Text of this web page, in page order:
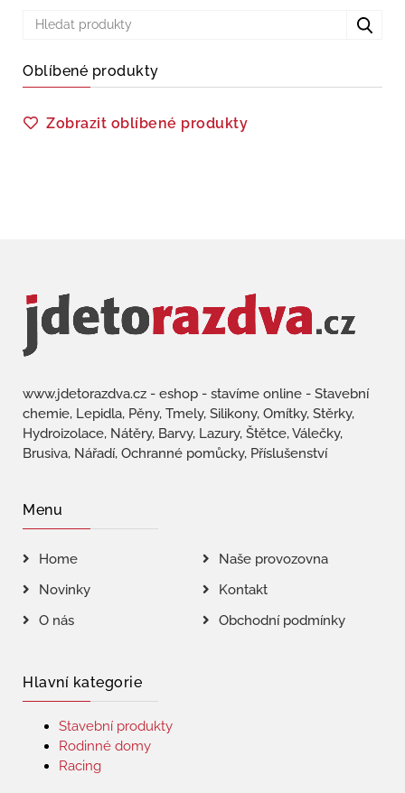
Oblíbené produkty
Zobrazit oblíbené produkty
www.jdetorazdva.cz - eshop - stavíme online - Stavební
chemie, Lepidla, Pěny, Tmely, Silikony, Omítky, Stěrky,
Hydroizolace, Nátěry, Barvy, Lazury, Štětce, Válečky,
Brusiva, Nářadí, Ochranné pomůcky, Příslušenství
Menu
Home
Naše provozovna
Novinky
Kontakt
O nás
Obchodní podmínky
Hlavní kategorie
Stavební produkty
Rodinné domy
Racing